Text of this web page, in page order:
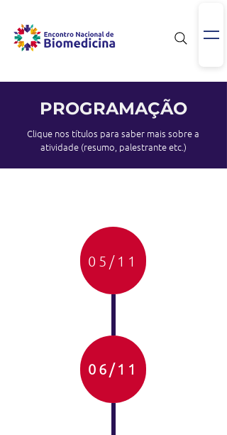
PROGRAMAÇÃO
Clique nos títulos para saber mais sobre a
atividade (resumo, palestrante etc.)
05/11
06/11